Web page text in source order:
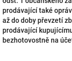
prodávající také
až do doby převzetí
prodávající
bezhotovostně na